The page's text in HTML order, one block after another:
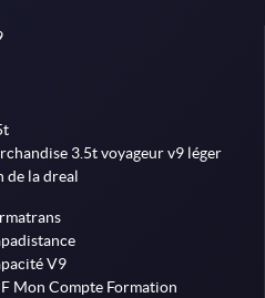
3.5t voyageur v9 léger
de la dreal
V9
Mon Compte Formation